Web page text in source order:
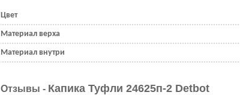
Цвет
Материал верха
Материал внутри
Отзывы - Капика Туфли 24625п-2 Detbot